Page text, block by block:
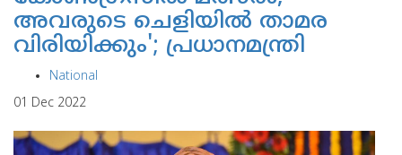
അവരുടെ ചെളിയില്‍ താമര
വിരിയിക്കും'; പ്രധാനമന്ത്രി
National
01 Dec 2022